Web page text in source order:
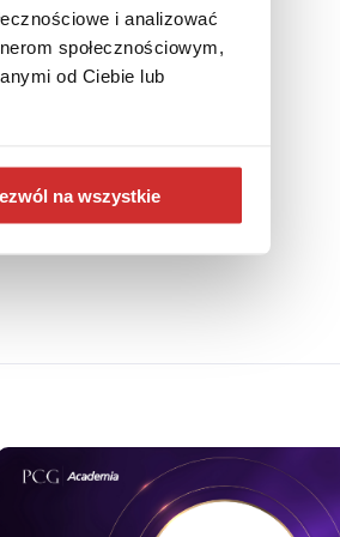
i analizować
społecznościowym,
od Ciebie lub
na wszystkie
She contributes to
related sciences. Over the
of information